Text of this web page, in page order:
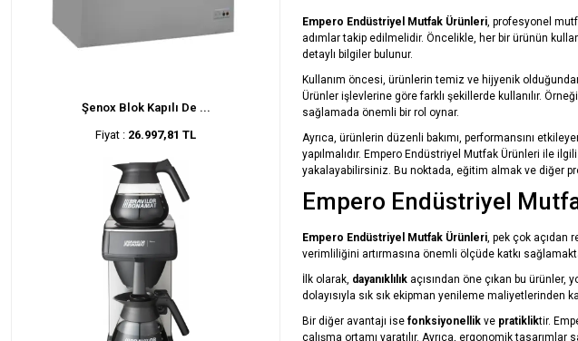
Şenox Blok Kapılı De ...
Fiyat : 26.997,81 TL
Empero Endüstriyel Mutfak Ürünleri, profesyonel
adımlar takip edilmelidir. Öncelikle, her bir ürünün
detaylı bilgiler bulunur.
Kullanım öncesi, ürünlerin temiz ve hijyenik
Ürünler işlevlerine göre farklı şekillerde kullanılır.
sağlamada önemli bir rol oynar.
Ayrıca, ürünlerin düzenli bakımı, performansını
yapılmalıdır. Empero Endüstriyel Mutfak Ürünleri ile
yakalayabilirsiniz. Bu noktada, eğitim almak ve diğer
Empero Endüstriyel
Empero Endüstriyel Mutfak Ürünleri, pek çok açıdan
verimliliğini artırmasına önemli ölçüde katkı
İlk olarak, dayanıklılık açısından öne çıkan bu ürünler,
dolayısıyla sık sık ekipman yenileme maliyetlerinden
Bir diğer avantajı ise fonksiyonellik ve pratikliktir.
çalışma ortamı yaratılır. Ayrıca, ergonomik tasarımlar